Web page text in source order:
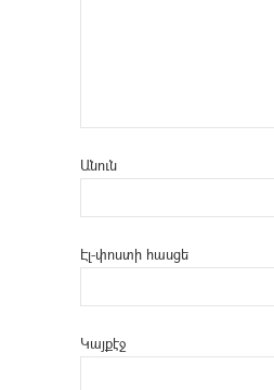
Անուն
Էլ-փոստի հասցե
Կայքէջ